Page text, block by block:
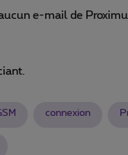
e-mail de
connexion